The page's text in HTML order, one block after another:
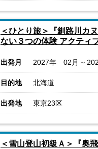
＜ひとり旅＞『釧路川カ
ない３つの体験 アクティ
出発月 2027年 02月 ~
目的地 北海道
出発地 東京23区
＜雪山登山初級Ａ＞『奥